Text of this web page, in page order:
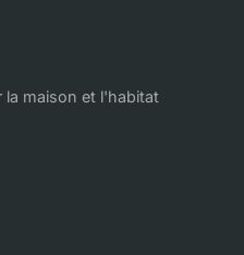
la maison et l'habitat